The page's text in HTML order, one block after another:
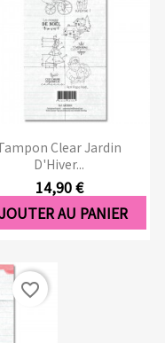
Clear Jardin
D'Hiver...
14,90 €
AU PANIER
favorite_border